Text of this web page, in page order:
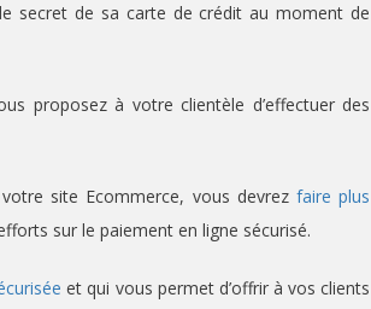
secret de sa carte de crédit au moment de
proposez à votre clientèle d’effectuer des
site Ecommerce, vous devrez faire plus
sur le paiement en ligne sécurisé.
et qui vous permet d’offrir à vos clients